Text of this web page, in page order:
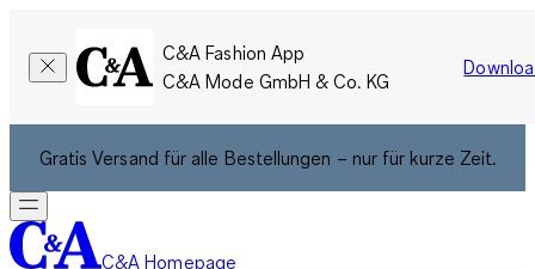
C&A Fashion App
C&A Mode GmbH & Co. KG
Gratis Versand für alle Bestellungen – nur für kurze Zeit.
C&A Homepage